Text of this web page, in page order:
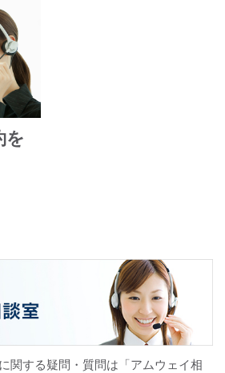
を
関する疑問・質問は「アムウェイ相